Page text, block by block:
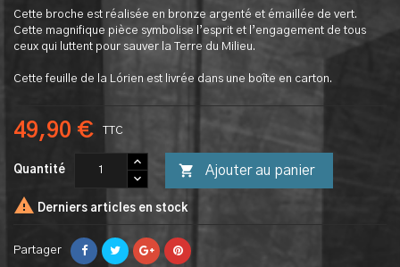
Cette broche est réalisée en bronze argenté et émaillée de vert.
Cette magnifique pièce symbolise l’esprit et l’engagement de tous
ceux qui luttent pour sauver la Terre du Milieu.
Cette feuille de la Lórien est livrée dans une boîte en carton.
49,90 € TTC
Quantité  Ajouter au panier
 Derniers articles en stock
Partager